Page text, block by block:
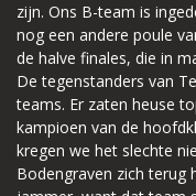
zijn. Ons B-team is
nog een andere poule
de halve finales, die in
De tegenstanders van
teams. Er zaten heuse
kampioen van de
kregen we het slechte
Bodengraven zich terug